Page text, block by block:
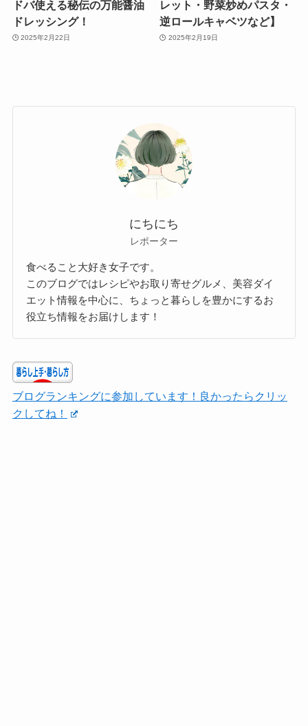
ドバ使える秘伝の万能醤油
ドレッシング！
2025年2月22日
レット・野菜炒めパスタ・
逆ロールキャベツなど】
2025年2月19日
にちにち
レポーター
食べること大好き女子です。
このブログではレシピやお取り寄せグルメ、美容ダイ
エット情報を中心に、ちょっと暮らしを豊かにするお
役立ち情報をお届けします！
ブログランキングに参加しています！良かったらクリッ
クしてね！